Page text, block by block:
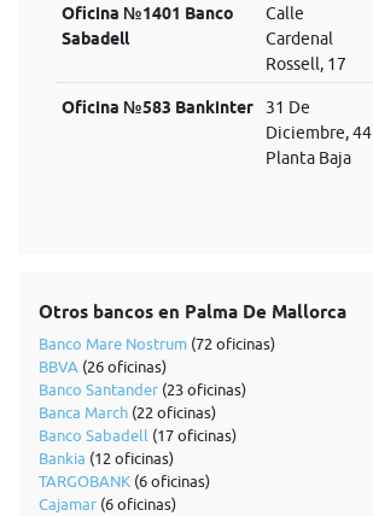
Oficina №1401 Banco
Sabadell
Calle
Cardenal
Rossell, 17
Oficina №583 Bankinter
31 De
Diciembre, 44
Planta Baja
Otros bancos en Palma De Mallorca
Banco Mare Nostrum (72 oficinas)
BBVA (26 oficinas)
Banco Santander (23 oficinas)
Banca March (22 oficinas)
Banco Sabadell (17 oficinas)
Bankia (12 oficinas)
TARGOBANK (6 oficinas)
Cajamar (6 oficinas)